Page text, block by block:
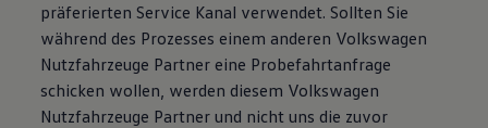
präferierten Service Kanal verwendet. Sollten Sie
während des Prozesses einem anderen Volkswagen
Nutzfahrzeuge Partner eine Probefahrtanfrage
schicken wollen, werden diesem Volkswagen
Nutzfahrzeuge Partner und nicht uns die zuvor